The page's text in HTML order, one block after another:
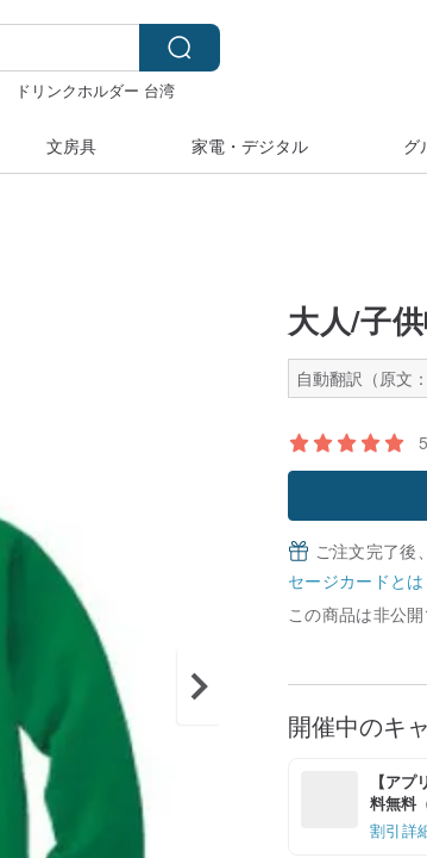
ドリンクホルダー 台湾
文房具 家電・デジタル グ
大人/子
自動翻訳（原文
ご注文完了後
セージカードとは
この商品は非公
開催中のキ
【ア
料無料
割引詳